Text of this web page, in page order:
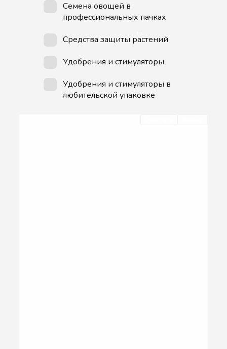
Семена овощей в
профессиональных пачках
Средства защиты растений
Удобрения и стимуляторы
Удобрения и стимуляторы в
любительской упаковке